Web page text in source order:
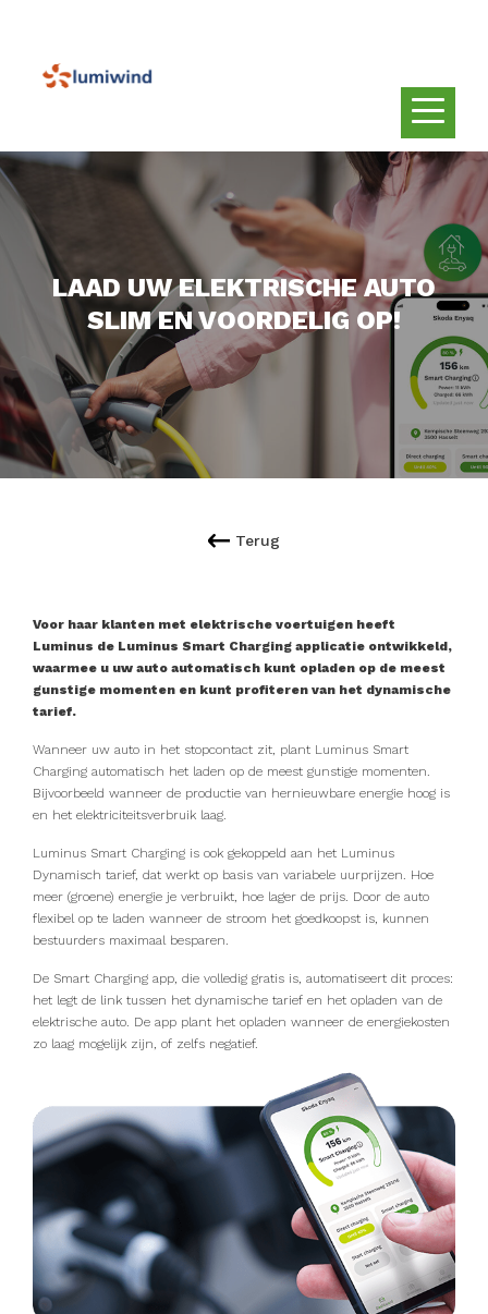
LAAD UW ELEKTRISCHE AUTO
SLIM EN VOORDELIG OP!
Terug
Voor haar klanten met elektrische voertuigen heeft
Luminus de Luminus Smart Charging applicatie ontwikkeld,
waarmee u uw auto automatisch kunt opladen op de meest
gunstige momenten en kunt profiteren van het dynamische
tarief.
Wanneer uw auto in het stopcontact zit, plant Luminus Smart
Charging automatisch het laden op de meest gunstige momenten.
Bijvoorbeeld wanneer de productie van hernieuwbare energie hoog is
en het elektriciteitsverbruik laag.
Luminus Smart Charging is ook gekoppeld aan het Luminus
Dynamisch tarief, dat werkt op basis van variabele uurprijzen. Hoe
meer (groene) energie je verbruikt, hoe lager de prijs. Door de auto
flexibel op te laden wanneer de stroom het goedkoopst is, kunnen
bestuurders maximaal besparen.
De Smart Charging app, die volledig gratis is, automatiseert dit proces:
het legt de link tussen het dynamische tarief en het opladen van de
elektrische auto. De app plant het opladen wanneer de energiekosten
zo laag mogelijk zijn, of zelfs negatief.